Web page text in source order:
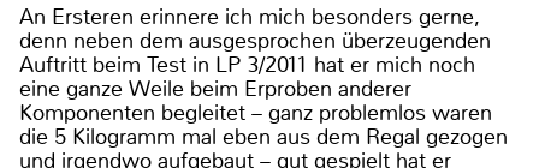
An Ersteren erinnere ich mich besonders gerne,
denn neben dem ausgesprochen überzeugenden
Auftritt beim Test in LP 3/2011 hat er mich noch
eine ganze Weile beim Erproben anderer
Komponenten begleitet – ganz problemlos waren
die 5 Kilogramm mal eben aus dem Regal gezogen
und irgendwo aufgebaut – gut gespielt hat er